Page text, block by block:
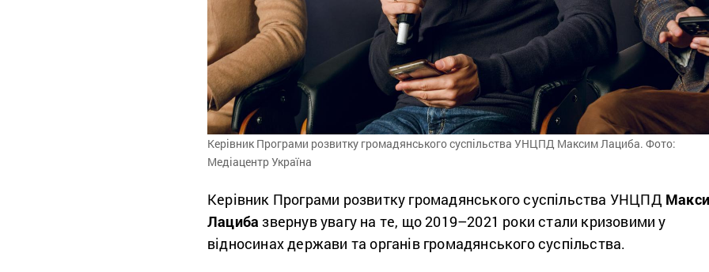
Керівник Програми розвитку громадянського суспільства УНЦПД Максим Лациба. Фото:
Медіацентр Україна
Керівник Програми розвитку громадянського суспільства УНЦПД
Лациба звернув увагу на те, що 2019–2021 роки стали кризовими у
відносинах держави та органів громадянського суспільства.